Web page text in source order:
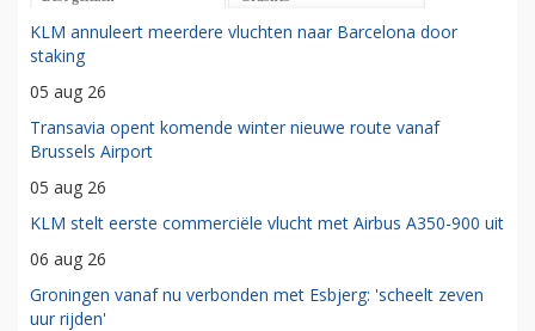
KLM annuleert meerdere vluchten naar Barcelona door
staking
05 aug 26
Transavia opent komende winter nieuwe route vanaf
Brussels Airport
05 aug 26
KLM stelt eerste commerciële vlucht met Airbus A350-900 uit
06 aug 26
Groningen vanaf nu verbonden met Esbjerg: 'scheelt zeven
uur rijden'